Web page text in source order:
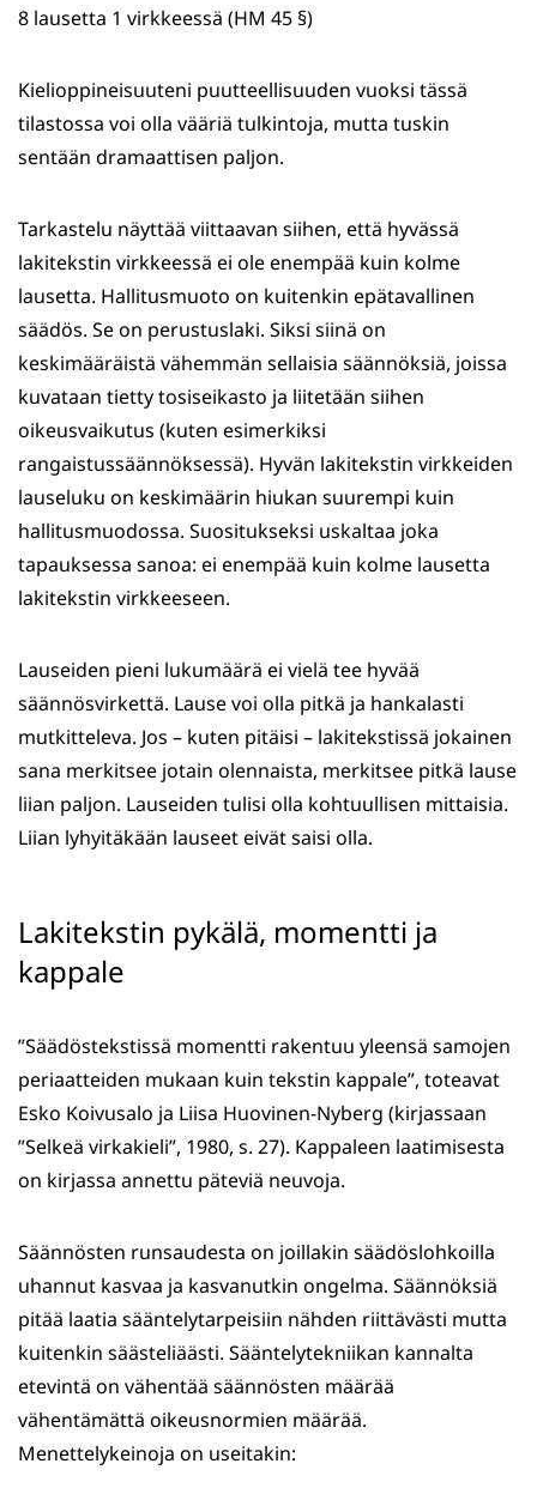
8 lausetta 1 virkkeessä (HM 45 §)
Kielioppineisuuteni puutteellisuuden vuoksi tässä
tilastossa voi olla vääriä tulkintoja, mutta tuskin
sentään dramaattisen paljon.
Tarkastelu näyttää viittaavan siihen, että hyvässä
lakitekstin virkkeessä ei ole enempää kuin kolme
lausetta. Hallitusmuoto on kuitenkin epätavallinen
säädös. Se on perustuslaki. Siksi siinä on
keskimääräistä vähemmän sellaisia säännöksiä, joissa
kuvataan tietty tosiseikasto ja liitetään siihen
oikeusvaikutus (kuten esimerkiksi
rangaistussäännöksessä). Hyvän lakitekstin virkkeiden
lauseluku on keskimäärin hiukan suurempi kuin
hallitusmuodossa. Suositukseksi uskaltaa joka
tapauksessa sanoa: ei enempää kuin kolme lausetta
lakitekstin virkkeeseen.
Lauseiden pieni lukumäärä ei vielä tee hyvää
säännösvirkettä. Lause voi olla pitkä ja hankalasti
mutkitteleva. Jos – kuten pitäisi – lakitekstissä jokainen
sana merkitsee jotain olennaista, merkitsee pitkä lause
liian paljon. Lauseiden tulisi olla kohtuullisen mittaisia.
Liian lyhyitäkään lauseet eivät saisi olla.
Lakitekstin pykälä, momentti ja
kappale
”Säädöstekstissä momentti rakentuu yleensä samojen
periaatteiden mukaan kuin tekstin kappale”, toteavat
Esko Koivusalo ja Liisa Huovinen-Nyberg (kirjassaan
”Selkeä virkakieli”, 1980, s. 27). Kappaleen laatimisesta
on kirjassa annettu päteviä neuvoja.
Säännösten runsaudesta on joillakin säädöslohkoilla
uhannut kasvaa ja kasvanutkin ongelma. Säännöksiä
pitää laatia sääntelytarpeisiin nähden riittävästi mutta
kuitenkin säästeliäästi. Sääntelytekniikan kannalta
etevintä on vähentää säännösten määrää
vähentämättä oikeusnormien määrää.
Menettelykeinoja on useitakin: